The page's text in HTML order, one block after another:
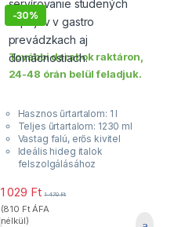
-30%
További darabok raktáron,
24-48 órán belül feladjuk.
Hasznos űrtartalom: 1 l
Teljes űrtartalom: 1230 ml
Vastag falú, erős kivitel
Ideális hideg italok
felszolgálásához
1 029 Ft 1 470Ft
(810 FtÁFA
nélkül)